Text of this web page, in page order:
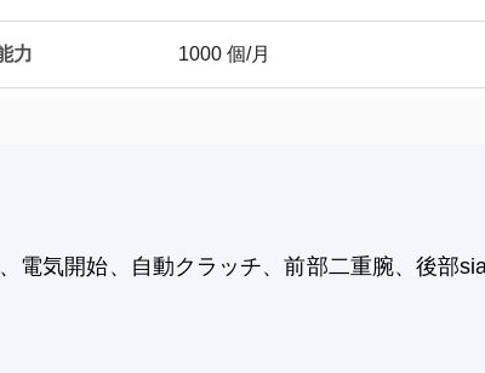
力 1000 個/月
電気開始、自動クラッチ、前部二重腕、後部